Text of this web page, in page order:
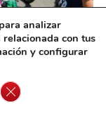
la Vuelta
analizar
con tus
y configurar
Cerrar el banner de